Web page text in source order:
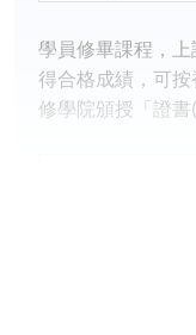
學員修畢課程，
得合格成績，可
修學院頒授「證書